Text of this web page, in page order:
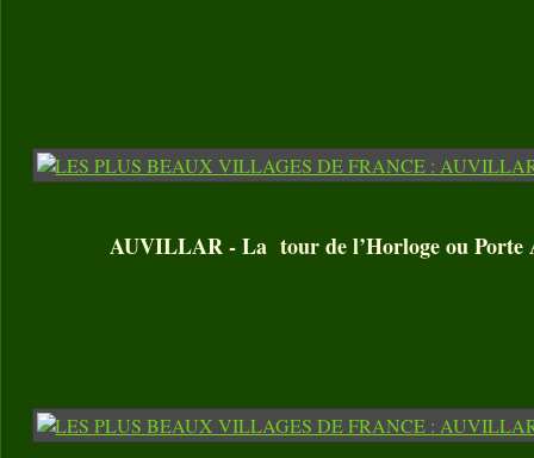
AUVILLAR - La tour de l’Horloge ou Porte